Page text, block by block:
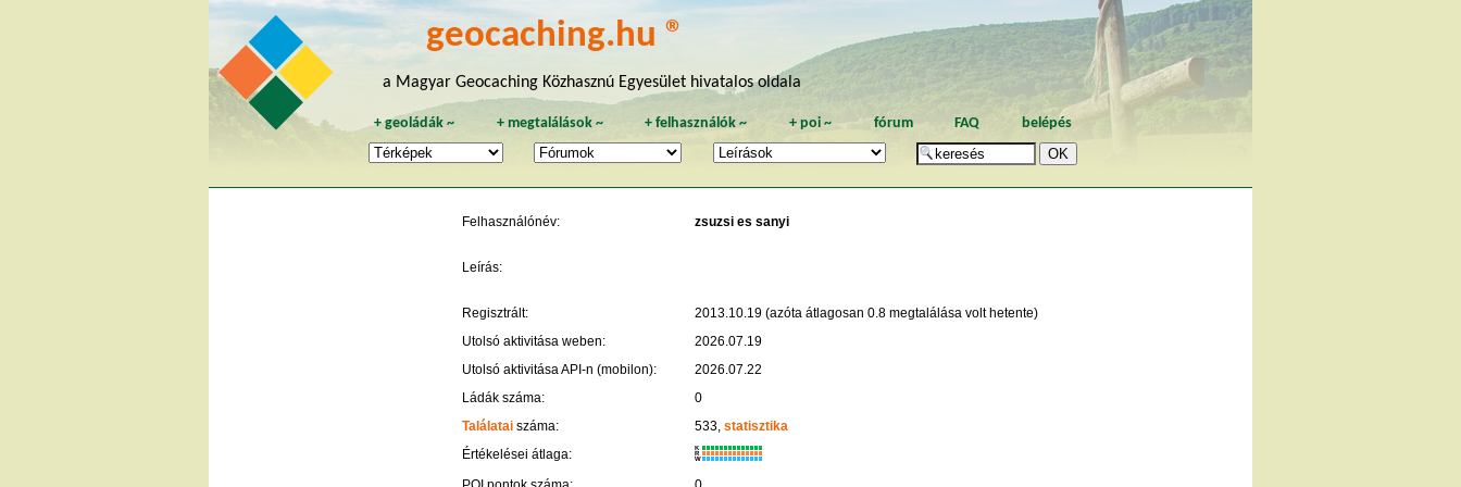
geocaching.hu ®
a Magyar Geocaching Közhasznú Egyesület hivatalos oldala
+geoládák ~ + megtalálások~ +felhasználók ~ + poi~ fórum FAQ belépés
Felhasználónév: zsuzsi es sanyi
Leírás:
Regisztrált:
2013.10.19 (azóta átlagosan 0.8 megtalálása volt hetente)
Utolsó aktivitása weben:
2026.07.19
Utolsó aktivitása API-n (mobilon):
2026.07.22
Ládák száma:
0
Találatai száma: 533, statisztika
Értékelései átlaga:
K
R
W